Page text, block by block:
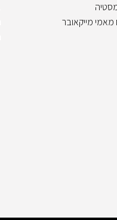
מאמי מייקאובר